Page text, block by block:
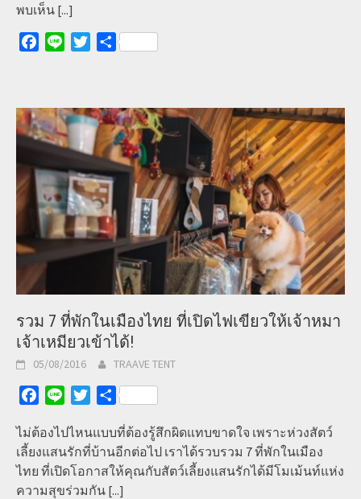
พบเห็น [...]
Facebook
Line TwitterShare
รวม 7 ที่พักในเมืองไทย ที่เปิดไฟเขียวให้เจ้าหมา
เจ้าเหมียวเข้าได้!
05/08/2016 TRAAVE TENT
Facebook
Line TwitterShare
ไม่ต้องไปไหนแบบที่ต้องรู้สึกผิดแทบขาดใจ เพราะห่วงสัตว์
เลี้ยงแสนรักที่บ้านอีกต่อไป เราได้รวบรวม 7 ที่พักในเมือง
ไทย ที่เปิดโอกาสให้คุณกับสัตว์เลี้ยงแสนรักได้มีโมเม้นท์แห่ง
ความสุขร่วมกัน [...]